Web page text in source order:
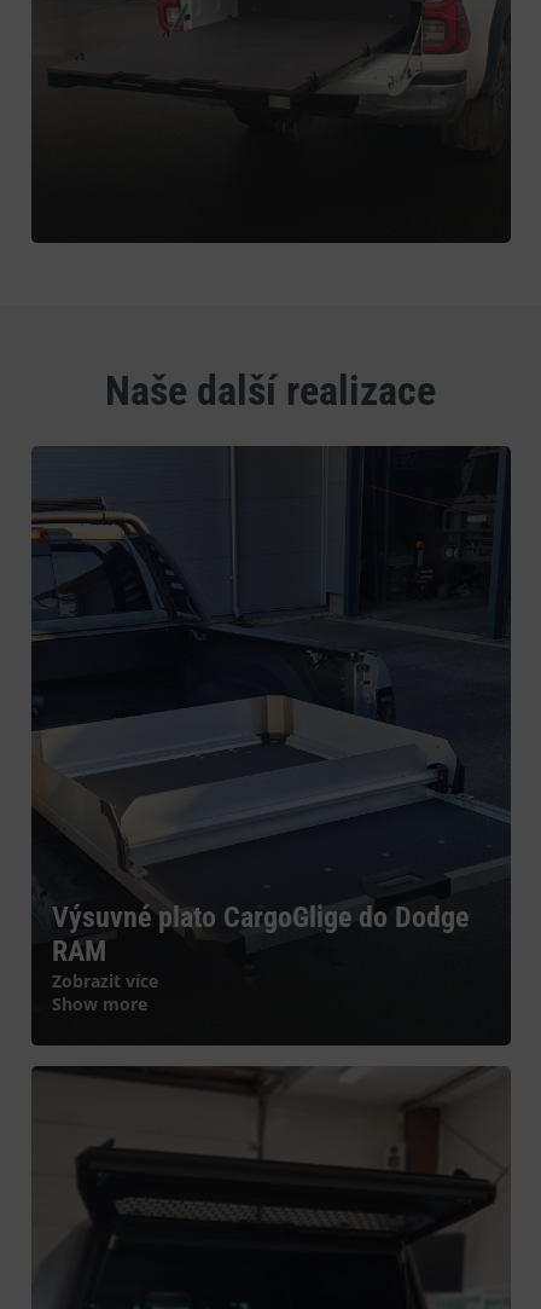
Naše další realizace
Výsuvné plato CargoGlige do Dodge
RAM
Zobrazit více
Show more